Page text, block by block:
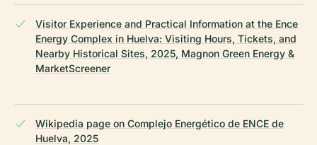
Visitor Experience and Practical Information at the Ence
Energy Complex in Huelva: Visiting Hours, Tickets, and
Nearby Historical Sites, 2025, Magnon Green Energy &
MarketScreener
Wikipedia page on Complejo Energético de ENCE de
Huelva, 2025